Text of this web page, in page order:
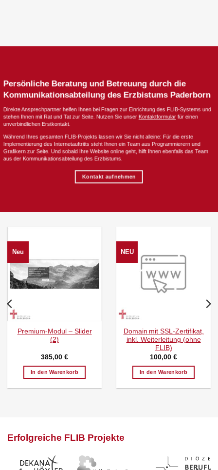
Persönliche Beratung und Betreuung durch die
Kommunikationsabteilung des Erzbistums Paderborn
Direkte Ansprechpartner helfen Ihnen bei Fragen zur Einrichtung des FLIB-Systems und
stehen Ihnen mit Rat und Tat zur Seite. Nutzen Sie unser Kontaktformularfür einen
unverbindlichen Erstkontakt.
Während Ihres gesamten FLIB-Projekts lassen wir Sie nicht alleine: Für die erste
Implementierung des Internetauftritts steht Ihnen ein Team aus Programmierern und
Grafikern zur Seite. Und sobald Ihre Website online geht, hilft Ihnen ebenfalls das Team
aus der Kommunikationsabteilung des Erzbistums.
Kontakt aufnehmen
Neu
Premium-Modul – Slider
(2)
385,00 €
In den Warenkorb
NEU
Domain mit SSL-Zertifikat,
inkl. Weiterleitung (ohne
FLIB)
100,00 €
In den Warenkorb
Erfolgreiche FLIB Projekte